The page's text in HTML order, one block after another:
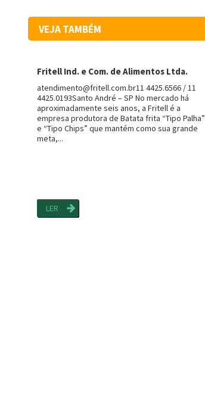
VEJA TAMBÉM
Fritell Ind. e Com. de Alimentos Ltda.
atendimento@fritell.com.br11 4425.6566 / 11
4425.0193Santo André – SP No mercado há
aproximadamente seis anos, a Fritell é a
empresa produtora de Batata frita “Tipo Palha”
e “Tipo Chips” que mantém como sua grande
meta,...
LER